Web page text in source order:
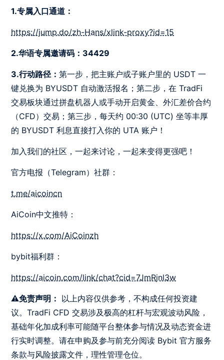
1.专属入口通道：
https://jump.do/zh-Hans/xlink-proxy?id=15
2.华语专属邀请码：34429
3.行动路径：第一步，把主账户或子账户里的 USDT 一
键兑换为 BYUSDT 自动激活报名；第二步，在 TradFi
交易板块通过拼盘机器人或手动开启黄金、外汇差价合约
（CFD）交易；第三步，每天约 00:30 (UTC) 坐等丰厚
的 BYUSDT 利息直接打入你的 UTA 账户！
加入我们的社区，一起来讨论，一起来变得更强吧！
官方电报（Telegram）社群：
t.me/aicoincn
AiCoin中文推特：
https://x.com/AiCoinzh
bybit福利群：
https://aicoin.com/link/chat?cid=7JmRjnl3w
⚠️免责声明： 以上内容仅供参考，不构成任何投资建
议。TradFi CFD 交易涉及极高的杠杆与宏观波动风险，
基础年化加成利率可能随平台整体参与情况及动态资金进
行实时调整。请在申购及参与前充分阅读 Bybit 官方服务
条款与风险披露文件，理性管理仓位。